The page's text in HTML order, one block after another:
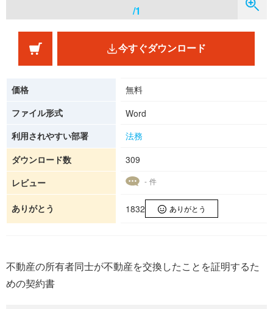
/1
今すぐダウンロード
価格
無料
ファイル形式
Word
利用されやすい部署
法務
ダウンロード数
309
レビュー
- 件
ありがとう 1832 ありがとう
不動産の所有者同士が不動産を交換したことを証明するた
めの契約書